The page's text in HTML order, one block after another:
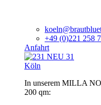
+49 (0)221 258
Anfahrt
Köln
In unserem MILLA
200 qm: